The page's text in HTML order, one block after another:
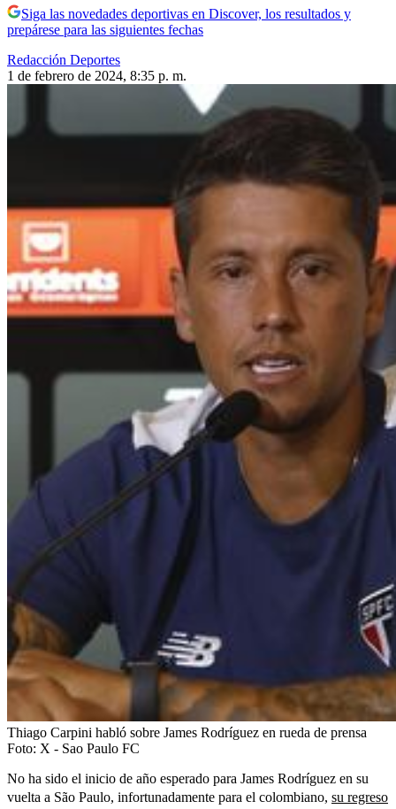
Siga las novedades deportivas en Discover, los resultados y
prepárese para las siguientes fechas
Redacción Deportes
1 de febrero de 2024, 8:35 p. m.
Thiago Carpini habló sobre James Rodríguez en rueda de prensa
Foto: X - Sao Paulo FC
No ha sido el inicio de año esperado para James Rodríguez en su
vuelta a São Paulo, infortunadamente para el colombiano, su regreso